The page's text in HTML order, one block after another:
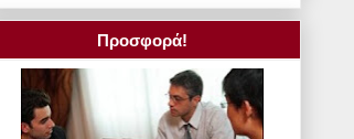
Προσφορά!